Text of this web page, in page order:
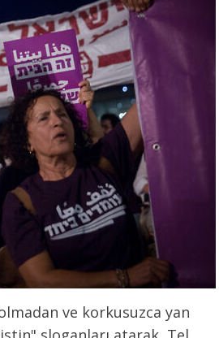
ve korkusuzca yan